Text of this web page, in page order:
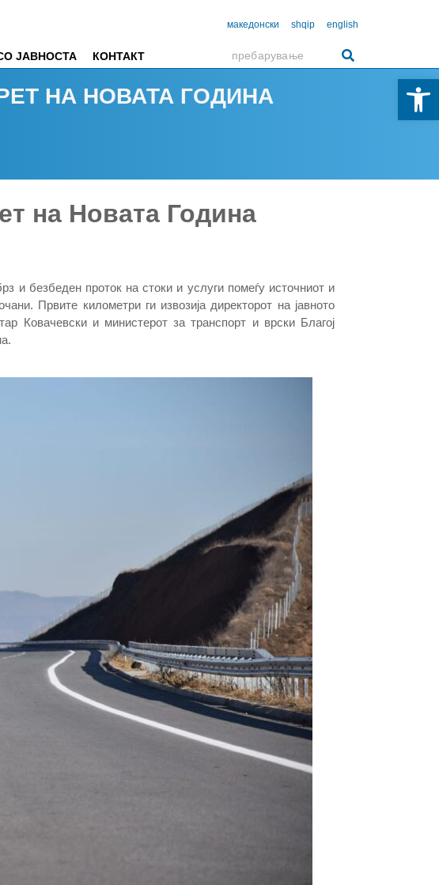
македонски shqip english
ЈАВНОСТА КОНТАКТ
НА НОВАТА ГОДИНА
на Новата Година
и безбеден проток на стоки и услуги помеѓу источниот и
Првите километри ги извозија директорот на јавното
Ковачевски и министерот за транспорт и врски Благој